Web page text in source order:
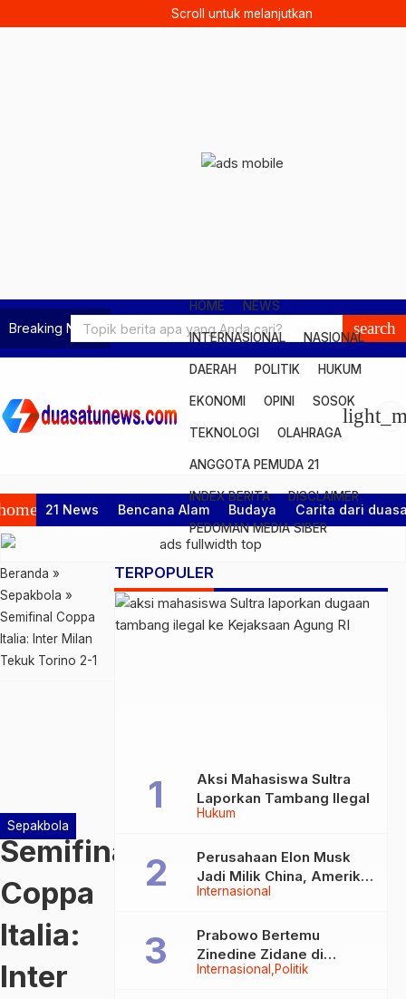
Scroll untuk melanjutkan
Breaking News search
HOME NEWS
INTERNASIONAL NASIONAL
DAERAH POLITIK HUKUM
EKONOMI OPINI SOSOK
TEKNOLOGI OLAHRAGA
ANGGOTA PEMUDA 21
INDEX BERITA DISCLAIMER
PEDOMAN MEDIA SIBER
21 News Bencana Alam Budaya Carita dari
Beranda »
Sepakbola »
Semifinal Coppa
Italia: Inter Milan
Tekuk Torino 2-1
Sepakbola
Semifinal
Coppa
Italia:
Inter
TERPOPULER
Hukum
Aksi Mahasiswa Sultra
Laporkan Tambang Ilegal
Internasional
Perusahaan Elon Musk
Jadi Milik China, Amerika
Ketar-ketir
Internasional Politik
Prabowo Bertemu
Zinedine Zidane di
Davos, Momen Hangat di